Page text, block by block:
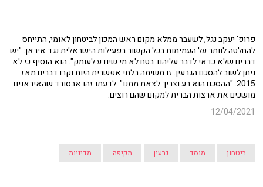
פרופ' יעקב נגל, לשעבר ממלא מקום ראש המכון לביטחון לאומי, התייחס
להחלטה לוותר על העמימות בכל הקשור בפעילות הישראלית נגד איראן: "יש
דברים שלא כדאי לדבר עליהם. בטח לא מי שיודע לעומק". הוא הוסיף כי לא
ניתן לשוב להסכם הגרעין. זו משימה בלתי אפשרית היות וקרו דברים מאז
2015: "ההסכם הוא רע וצריך לצאת ממנו". לדעתו זהו אבסורד שהאיראנים
מושכים את ארצות הברית למקום שהם רוצים.
12/04/2021
ביטחון מוסד גרעין תקיפה מדיניות